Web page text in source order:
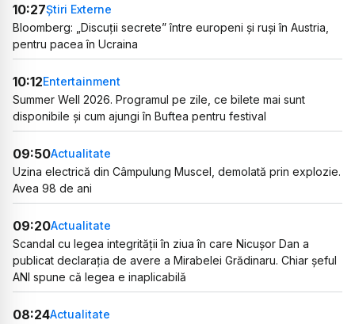
10:27Știri Externe
Bloomberg: „Discuții secrete” între europeni și ruși în Austria,
pentru pacea în Ucraina
10:12Entertainment
Summer Well 2026. Programul pe zile, ce bilete mai sunt
disponibile și cum ajungi în Buftea pentru festival
09:50Actualitate
Uzina electrică din Câmpulung Muscel, demolată prin explozie.
Avea 98 de ani
09:20Actualitate
Scandal cu legea integrității în ziua în care Nicușor Dan a
publicat declarația de avere a Mirabelei Grădinaru. Chiar șeful
ANI spune că legea e inaplicabilă
08:24Actualitate